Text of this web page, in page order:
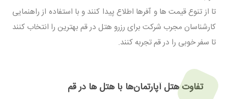
تا از تنوع قیمت ها و آفرها اطلاع پیدا کنند و با استفاده از راهنمایی
کارشناسان مجرب شرکت برای رزرو هتل در قم بهترین را انتخاب کنند
تا سفر خوبی را در قم تجربه کنند.
تفاوت هتل آپارتمان‌ها با هتل ها در قم